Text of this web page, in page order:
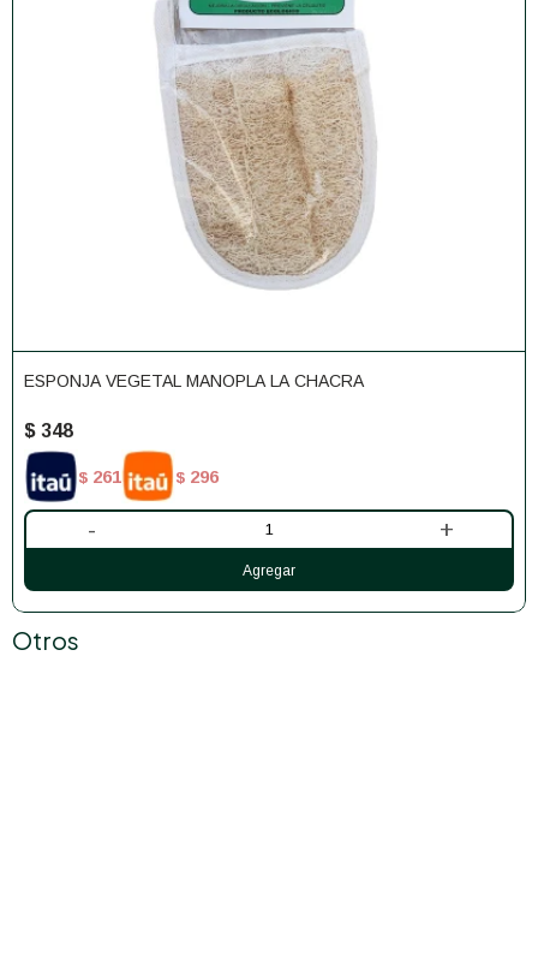
ESPONJA VEGETAL MANOPLA LA CHACRA
$ 348
$ 261 $ 296
- +
Otros